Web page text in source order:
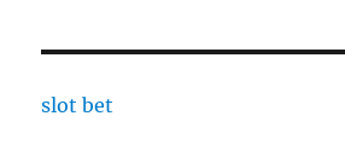
slot bet